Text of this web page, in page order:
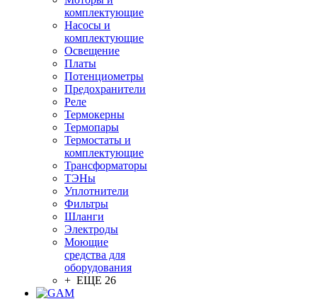
комплектующие
Насосы и
комплектующие
Освещение
Платы
Потенциометры
Предохранители
Реле
Термокерны
Термопары
Термостаты и
комплектующие
Трансформаторы
ТЭНы
Уплотнители
Фильтры
Шланги
Электроды
Моющие
средства для
оборудования
+ ЕЩЕ 26